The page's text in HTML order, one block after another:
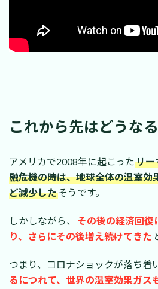
これから先はどうな
アメリカで2008年に起こった リー
融危機の時は、地球全体の温室効
ど減少した そうです。
しかしながら、
その後の経済回復
り、さらにその後増え続けてきた
つまり、コロナショックが落ち着
るにつれて、世界の温室効果ガス